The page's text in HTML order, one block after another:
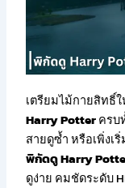
เตรียมไม้กายสิทธิ์
Harry Potterครบ
สายดูซ้ำ หรือเพิ่งเ
พิกัดดู Harry
ดูง่าย คมชัดระดับ